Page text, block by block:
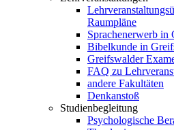
Raumpläne
Sprachenerwerb in
Bibelkunde in
Greifswalder
FAQ zu
andere Fakultäten
Denkanstoß
Studienbegleitung
Psychologische